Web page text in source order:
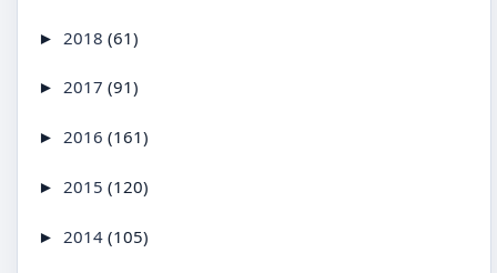
► 2018 (61)
► 2017 (91)
► 2016 (161)
► 2015 (120)
► 2014 (105)